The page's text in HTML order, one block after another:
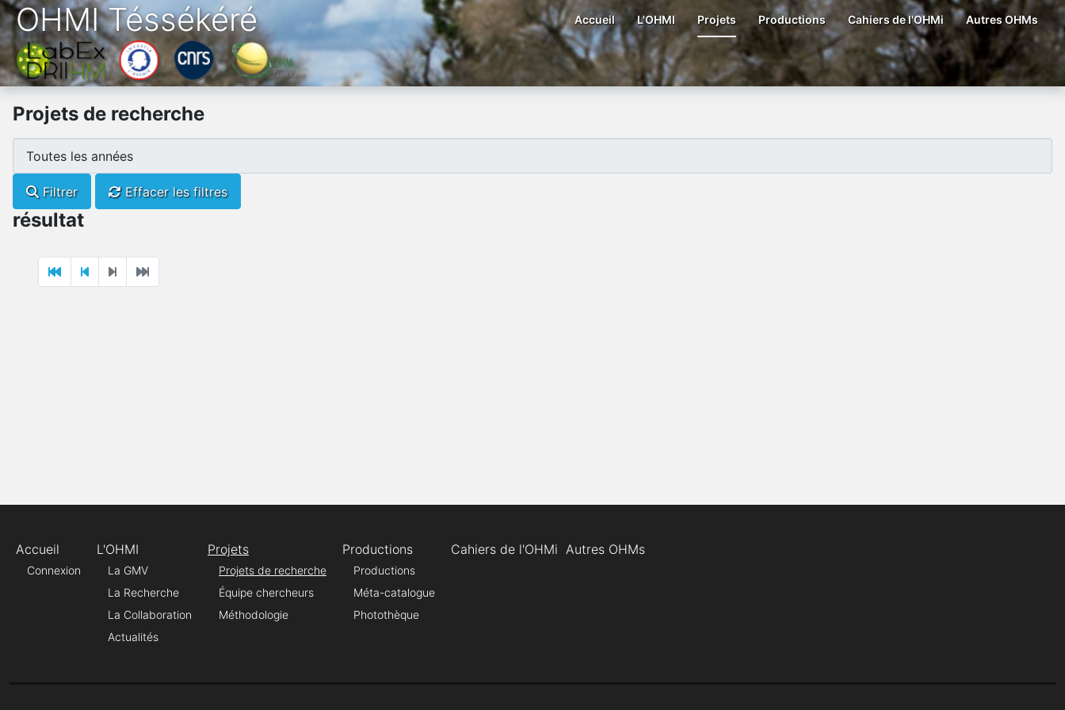
OHMI Téssékéré Accueil L'OHMI Projets Productions Cahiers de l'OHMi Autres OHMs
Projets de recherche
Filtrer Effacer les filtres
résultat
Accueil
Connexion
L'OHMI
La GMV
La Recherche
La Collaboration
Actualités
Projets
Projets de recherche
Équipe chercheurs
Méthodologie
Productions
Productions
Méta-catalogue
Photothèque
Cahiers de l'OHMi Autres OHMs